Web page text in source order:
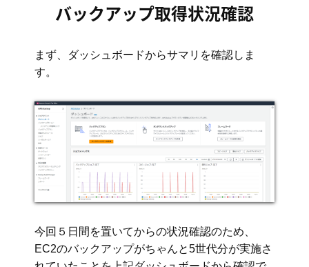
バックアップ取得状況確認
まず、ダッシュボードからサマリを確認しま
す。
今回５日間を置いてからの状況確認のため、
EC2のバックアップがちゃんと5世代分が実施さ